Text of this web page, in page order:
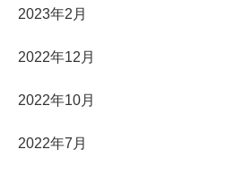
2023年2月
2022年12月
2022年10月
2022年7月